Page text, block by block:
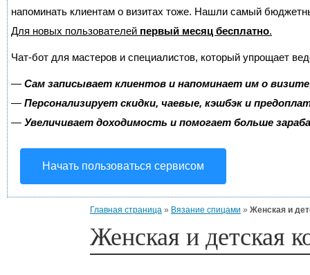
напоминать клиентам о визитах тоже. Нашли самый
Для новых пользователей первый месяц бесплатно.
Чат-бот для мастеров и специалистов, который упрощает
— Сам записывает клиентов и напоминает им о
— Персонализирует скидки, чаевые, кэшбэк и
— Увеличивает доходимость и помогает больше
Начать пользоваться сервисом
Главная страница » Вязание спицами » Женская и
Женская и детская